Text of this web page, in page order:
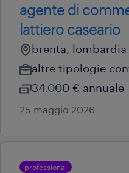
agente di
lattiero caseario
brenta, lombardia
altre tipologie
34.000 € annuale
25 maggio 2026
professional